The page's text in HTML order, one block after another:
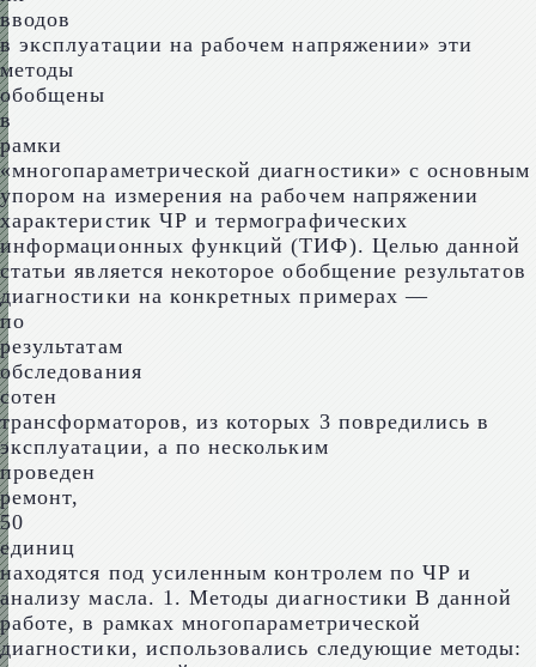
вводов
в эксплуатации на рабочем напряжении» эти
методы
обобщены
в
рамки
«многопараметрической диагностики» с основным
упором на измерения на рабочем напряжении
характеристик ЧР и термографических
информационных функций (ТИФ). Целью данной
статьи является некоторое обобщение результатов
диагностики на конкретных примерах —
по
результатам
обследования
сотен
трансформаторов, из которых 3 повредились в
эксплуатации, а по нескольким
проведен
ремонт,
50
единиц
находятся под усиленным контролем по ЧР и
анализу масла. 1. Методы диагностики В данной
работе, в рамках многопараметрической
диагностики, использовались следующие методы: